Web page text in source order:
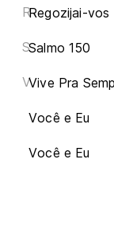
RRegozijai-vos
SSalmo 150
VVive Pra
Você e Eu
Você e Eu